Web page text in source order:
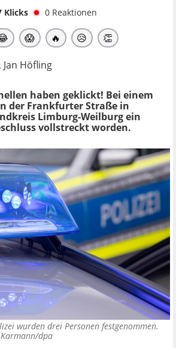
Klicks 0 Reaktionen
😱 🔥 😥 👏
Jan Höfling
haben geklickt! Bei einem
der Frankfurter Straße in
Limburg-Weilburg ein
vollstreckt worden.
wurden drei Personen festgenommen.
dpa